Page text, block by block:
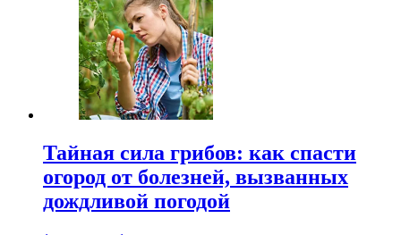
Тайная сила грибов: как спасти
огород от болезней, вызванных
дождливой погодой